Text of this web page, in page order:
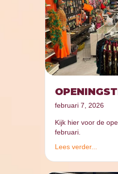
februari 7, 2026
Kijk hier voor de
februari.
Lees verder...